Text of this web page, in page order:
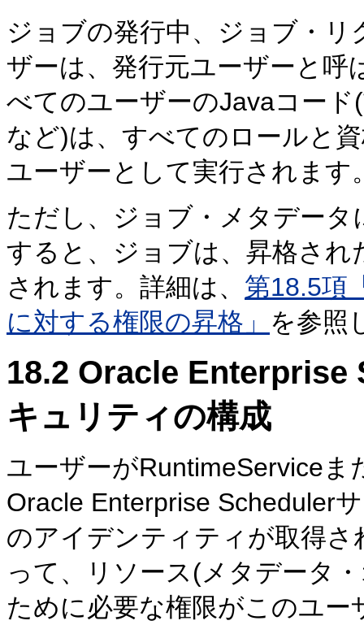
ジョブの発行中、ジョブ・
ザーは、発行元ユーザーと
べてのユーザーのJavaコー
など)は、すべてのロールと
ユーザーとして実行されます
ただし、ジョブ・メタデータ
すると、ジョブは、昇格さ
されます。詳細は、 第18.5項
に対する権限の昇格」 を参照
18.2 Oracle Enterprise
キュリティの構成
ユーザーがRuntimeServiceま
Oracle Enterprise Scheduler
のアイデンティティが取得
って、リソース(メタデータ
ために必要な権限がこのユ